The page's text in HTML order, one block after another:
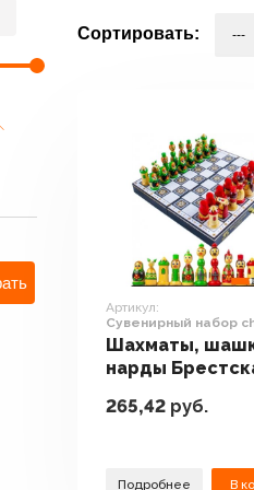
Сортировать:
Артикул:
Сувенирный набор
Шахматы,
нарды
Сувенирный
265,42 руб.
Подробнее В